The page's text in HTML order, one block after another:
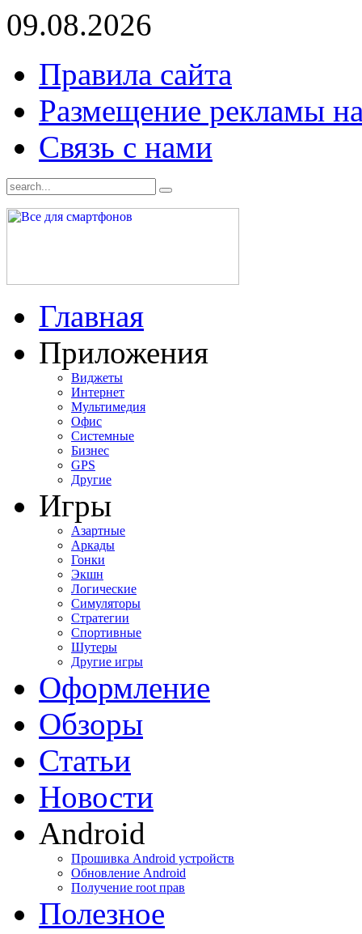
09.08.2026
Правила сайта
Размещение рекламы
Связь с нами
Главная
Приложения
Виджеты
Интернет
Мультимедия
Офис
Системные
Бизнес
GPS
Другие
Игры
Азартные
Аркады
Гонки
Экшн
Логические
Симуляторы
Стратегии
Спортивные
Шутеры
Другие игры
Оформление
Обзоры
Статьи
Новости
Android
Прошивка Android устройств
Обновление Android
Получение root прав
Полезное